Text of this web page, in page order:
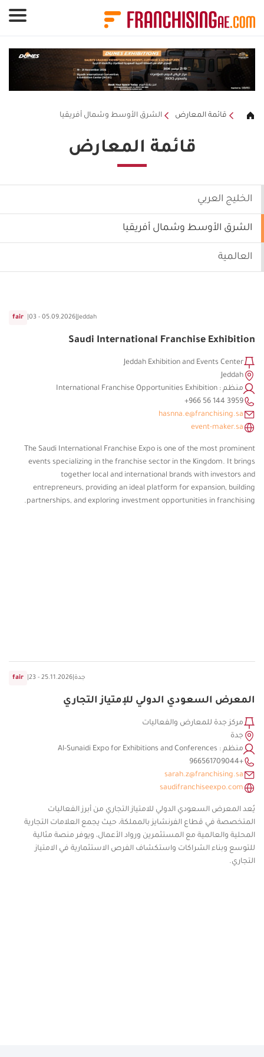
قائمة المعارض الشرق الأوسط وشمال أفريقيا
قائمة المعارض
الخليج العربي
الشرق الأوسط وشمال أفريقيا
العالمية
fair 03 - 05.09.2026 Jeddah
Saudi International Franchise Exhibition
Jeddah Exhibition and Events Center
Jeddah
منظم : International Franchise Opportunities Exhibition
hasnna.e@franchising.sa
event-maker.sa
The Saudi International Franchise Expo is one of the most prominent
events specializing in the franchise sector in the Kingdom. It brings
together local and international brands with investors and
entrepreneurs, providing an ideal platform for expansion, building
partnerships, and exploring investment opportunities in franchising.
fair 23 - 25.11.2026 جدة
المعرض السعودي الدولي للإمتياز التجاري
مركز جدة للمعارض والفعاليات
جدة
منظم : Al-Sunaidi Expo for Exhibitions and Conferences
+966561709044
sarah.z@franchising.sa
saudifranchiseexpo.com
يُعد المعرض السعودي الدولي للامتياز التجاري من أبرز الفعاليات
المتخصصة في قطاع الفرنشايز بالمملكة، حيث يجمع العلامات التجارية
المحلية والعالمية مع المستثمرين ورواد الأعمال، ويوفر منصة مثالية
للتوسع وبناء الشراكات واستكشاف الفرص الاستثمارية في الامتياز
التجاري.
لوحة إدارة ملفات تعريف الارتباط